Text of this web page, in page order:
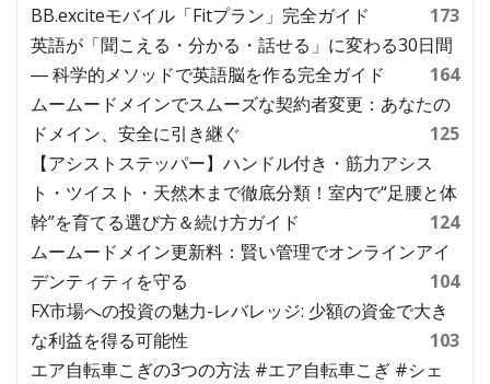
BB.exciteモバイル「Fitプラン」完全ガイド
173
英語が「聞こえる・分かる・話せる」に変わる30日間
― 科学的メソッドで英語脳を作る完全ガイド
164
ムームードメインでスムーズな契約者変更：あなたの
ドメイン、安全に引き継ぐ
125
【アシストステッパー】ハンドル付き・筋力アシス
ト・ツイスト・天然木まで徹底分類！室内で“足腰と体
幹”を育てる選び方＆続け方ガイド
124
ムームードメイン更新料：賢い管理でオンラインアイ
デンティティを守る
104
FX市場への投資の魅力-レバレッジ: 少額の資金で大き
な利益を得る可能性
103
エア自転車こぎの3つの方法 #エア自転車こぎ #シェ